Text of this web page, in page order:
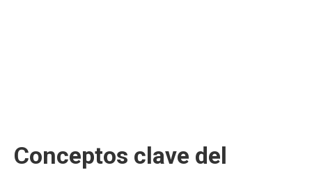
Conceptos clave del